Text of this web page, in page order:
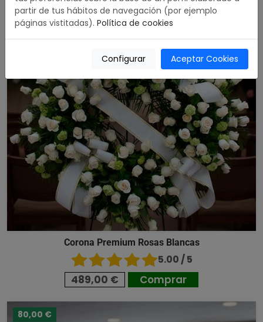
Corona Premium Rosas Blancas
5.00 / 5
489,00 € Comprar
80,00 €
partir de tus hábitos de navegación (por ejemplo
páginas vistitadas). Política de cookies
Configurar Aceptar Cookies